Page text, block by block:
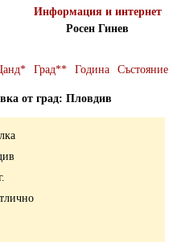
Информация и интернет
Росен Гинев
Град** Година Състояние
от град: Пловдив